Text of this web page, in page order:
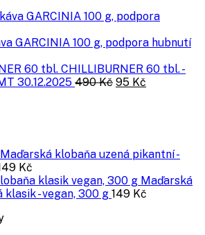
GARCINIA 100 g, podpora hubnutí
CHILLIBURNER 60 tbl. -
30.12.2025 490Kč Původní
95 Kč
Maďarská klobaňa uzená pikantní -
Kč
Maďarská
klasik - vegan, 300 g 149 Kč